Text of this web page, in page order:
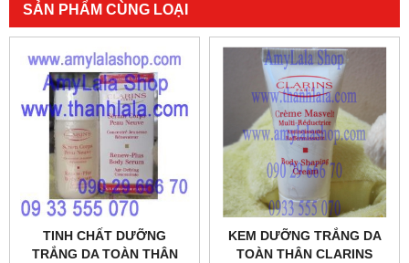
SẢN PHẨM CÙNG LOẠI
TINH CHẤT DƯỠNG
TRẮNG DA TOÀN THÂN
KEM DƯỠNG TRẮNG DA
TOÀN THÂN CLARINS